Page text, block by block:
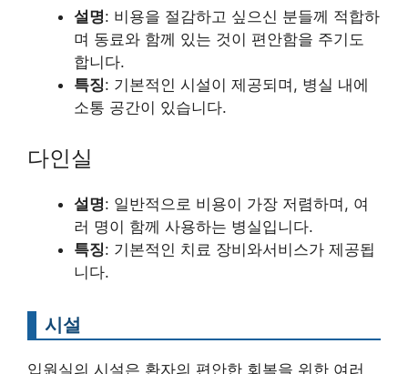
설명: 비용을 절감하고 싶으신 분들께 적합하
며 동료와 함께 있는 것이 편안함을 주기도
합니다.
특징: 기본적인 시설이 제공되며, 병실 내에
소통 공간이 있습니다.
다인실
설명: 일반적으로 비용이 가장 저렴하며, 여
러 명이 함께 사용하는 병실입니다.
특징: 기본적인 치료 장비와서비스가 제공됩
니다.
시설
입원실의 시설은 환자의 편안한 회복을 위한 여러